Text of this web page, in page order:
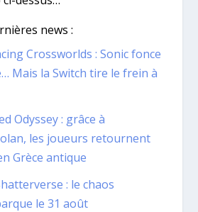
news :
Crossworlds : Sonic fonce
Mais la Switch tire le frein à
Odyssey : grâce à
les joueurs retournent
Grèce antique
: le chaos
le 31 août